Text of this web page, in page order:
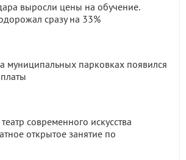
выросли цены на обучение.
сразу на 33%
муниципальных парковках появился
современного искусства
открытое занятие по